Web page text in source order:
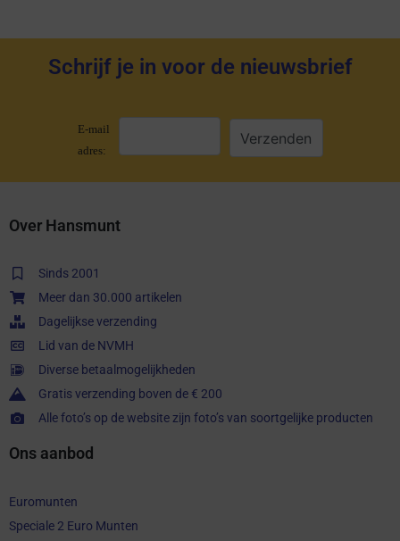
Schrijf je in voor de nieuwsbrief
E-mail
adres:
Over Hansmunt
Sinds 2001
Meer dan 30.000 artikelen
Dagelijkse verzending
Lid van de NVMH
Diverse betaalmogelijkheden
Gratis verzending boven de € 200
Alle foto’s op de website zijn foto’s van soortgelijke producten
Ons aanbod
Euromunten
Speciale 2 Euro Munten